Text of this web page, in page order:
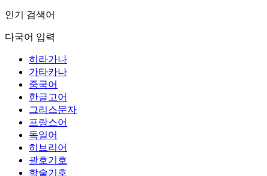
인기 검색어
다국어 입력
히라가나
가타카나
중국어
한글고어
그리스문자
프랑스어
독일어
히브리어
괄호기호
학술기호